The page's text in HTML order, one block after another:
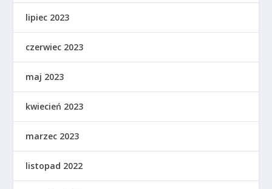
lipiec 2023
czerwiec 2023
maj 2023
kwiecień 2023
marzec 2023
listopad 2022